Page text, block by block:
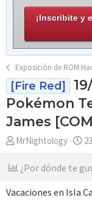
¡Inscribite y
Exposición de ROM
[Fire Red]
Pokémon
James
A
t
r
MrNightology
F
c
a
¿Por dónde te
Vacaciones en Isla